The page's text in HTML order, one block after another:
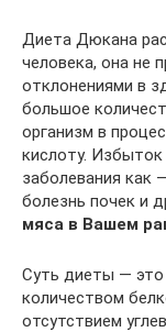
Диета Дюкана
человека, она не
отклонениями в
большое
организм в
кислоту.
заболевания как
болезнь почек и
мяса в Вашем
Суть диеты — это
количеством
отсутствием